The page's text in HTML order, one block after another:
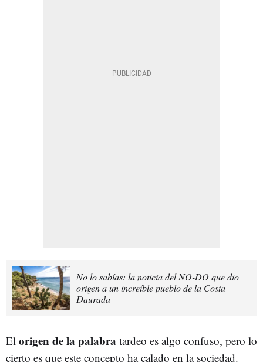
No lo sabías: la noticia del NO-DO que dio
origen a un increíble pueblo de la Costa
Daurada
El origen de la palabra tardeo es algo confuso, pero lo
cierto es que este concepto ha calado en la sociedad.